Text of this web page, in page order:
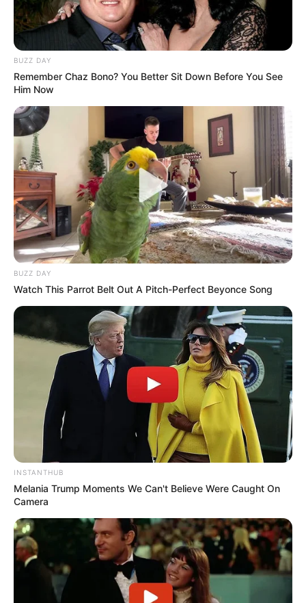
BUZZ DAY
Remember Chaz Bono? You Better Sit Down Before You See
Him Now
BUZZ DAY
Watch This Parrot Belt Out A Pitch-Perfect Beyonce Song
INSTANTHUB
Melania Trump Moments We Can't Believe Were Caught On
Camera